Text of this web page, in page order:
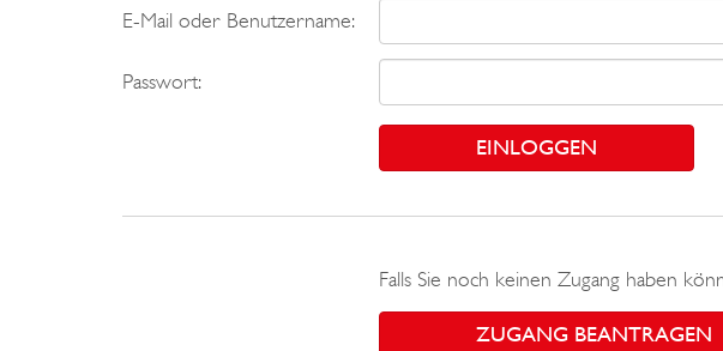
E-Mail oder Benutzername:
Passwort:
Falls Sie noch keinen Zugang haben
ZUGANG BEANTRAGEN